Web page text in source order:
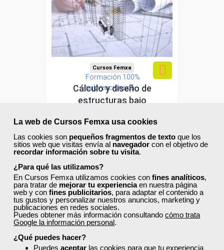
La web de Cursos Femxa usa cookies
Las cookies son pequeños fragmentos de texto que los
sitios web que visitas envía al navegador con el objetivo de
recordar información sobre tu visita.
¿Para qué las utilizamos?
En Cursos Femxa utilizamos cookies con fines analíticos,
para tratar de mejorar tu experienciaen nuestra página
web y con fines publicitarios, para adaptar el contenido a
tus gustos y personalizar nuestros anuncios, marketing y
publicaciones en redes sociales.
Puedes obtener más información consultando cómo trata
Google la información personal.
¿Qué puedes hacer?
Puedes aceptar las cookies para que tu experiencia
Formación 100%
subvencionada.
Para desempleados,
autónomos.
Sector
-Construcción e industrias
Extractivas.
Cursos Femxa
Cálculo y diseño de
estructuras bajo
50 horas
Online (toda España)
Ver curso
0 20
ONLINE